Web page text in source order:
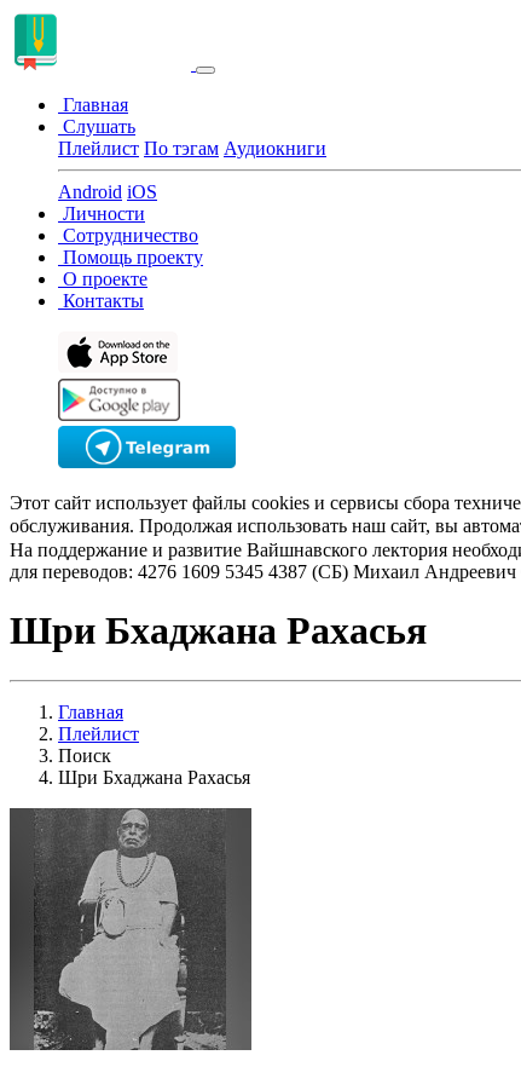
Главная
Слушать
Плейлист По тэгам Аудиокниги
Android iOS
Личности
Сотрудничество
Помощь проекту
О проекте
Контакты
Этот сайт использует файлы cookies и сервисы сбора
обслуживания. Продолжая использовать наш сайт, вы
На поддержание и развитие Вайшнавского лектория
для переводов: 4276 1609 5345 4387 (СБ) Михаил
Шри Бхаджана Рахасья
Главная
Плейлист
Поиск
Шри Бхаджана Рахасья